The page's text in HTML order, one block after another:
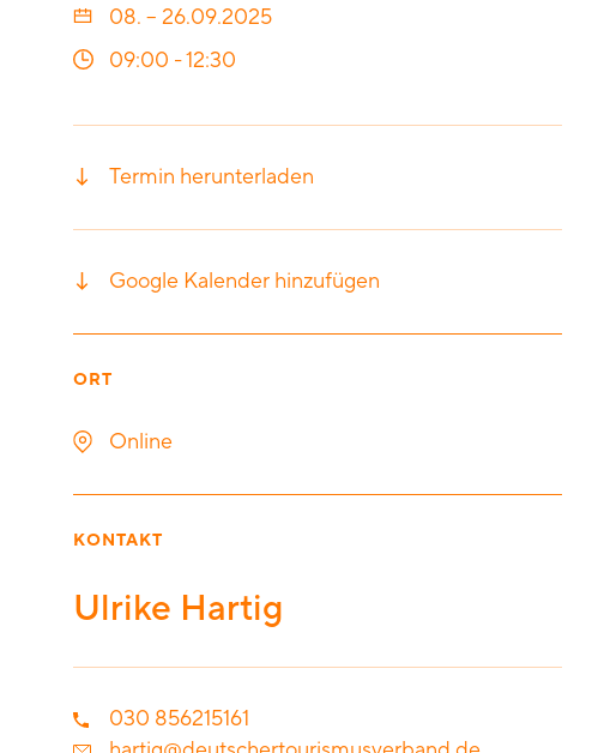
08. – 26.09.2025
09:00 -12:30
Termin herunterladen
Google Kalender hinzufügen
ORT
Online
KONTAKT
Ulrike Hartig
030 856215161